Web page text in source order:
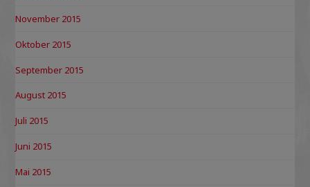
November 2015
Oktober 2015
September 2015
August 2015
Juli 2015
Juni 2015
Mai 2015